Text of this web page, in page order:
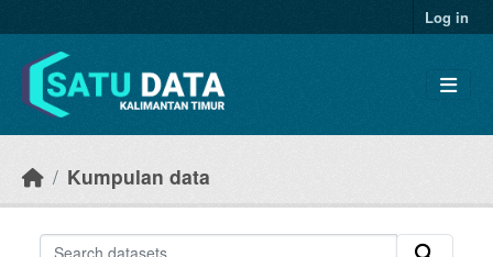
Log in
Kumpulan data